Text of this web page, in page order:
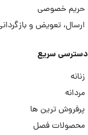
حریم خصوصی
ارسال، تعویض و
دسترسی سریع
زنانه
مردانه
پرفروش ترین ها
محصولات فصل